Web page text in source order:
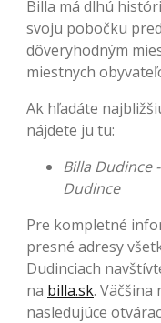
Billa má dlhú
svoju pobočku
dôveryhodným
miestnych
Ak hľadáte
nájdete ju tu:
Billa Dudince
Dudince
Pre kompletné
presné adresy
Dudinciach
na billa.sk. Väčšina
nasledujúce